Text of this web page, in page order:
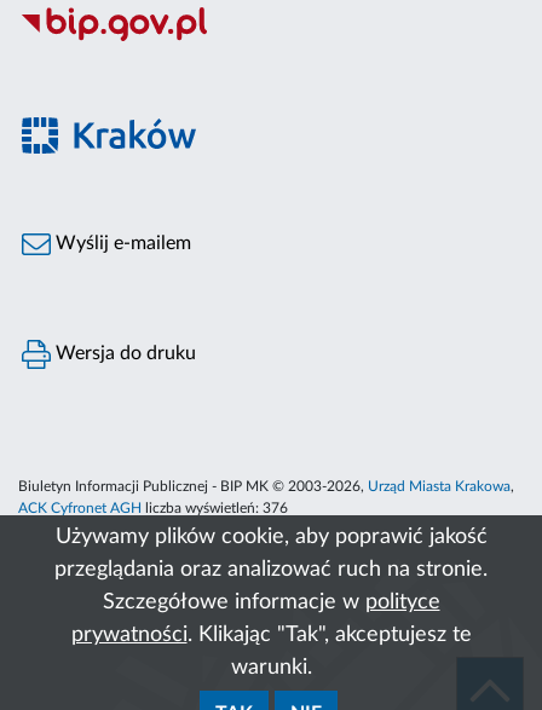
Używamy plików cookie, aby poprawić jakość
przeglądania oraz analizować ruch na stronie.
Szczegółowe informacje w polityce
prywatności. Klikając "Tak", akceptujesz te
warunki.
Wyślij e-mailem
Wersja do druku
Biuletyn Informacji Publicznej - BIP MK © 2003-2026, Urząd Miasta Krakowa,
ACK Cyfronet AGH
liczba wyświetleń: 376